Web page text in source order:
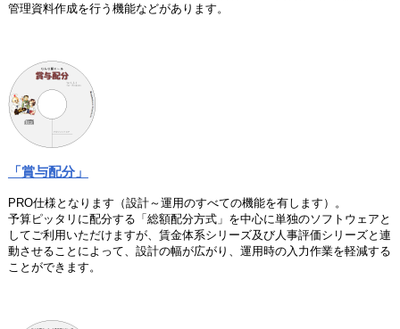
管理資料作成を行う機能などがあります。
「賞与配分」
PRO仕様となります（設計～運用のすべての機能を有します）。
予算ピッタリに配分する「総額配分方式」を中心に単独のソフトウェアと
してご利用いただけますが、賃金体系シリーズ及び人事評価シリーズと連
動させることによって、設計の幅が広がり、運用時の入力作業を軽減する
ことができます。